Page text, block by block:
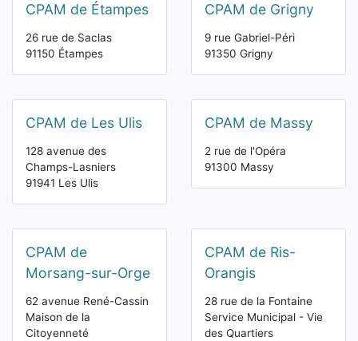
CPAM de Étampes
26 rue de Saclas
91150 Étampes
CPAM de Grigny
9 rue Gabriel-Péri
91350 Grigny
CPAM de Les Ulis
128 avenue des
Champs-Lasniers
91941 Les Ulis
CPAM de Massy
2 rue de l'Opéra
91300 Massy
CPAM de
Morsang-sur-Orge
62 avenue René-Cassin
Maison de la
Citoyenneté
CPAM de Ris-
Orangis
28 rue de la Fontaine
Service Municipal - Vie
des Quartiers